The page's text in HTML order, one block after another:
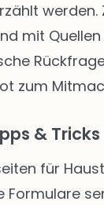
mit
zum
& Tricks
für
Formulare